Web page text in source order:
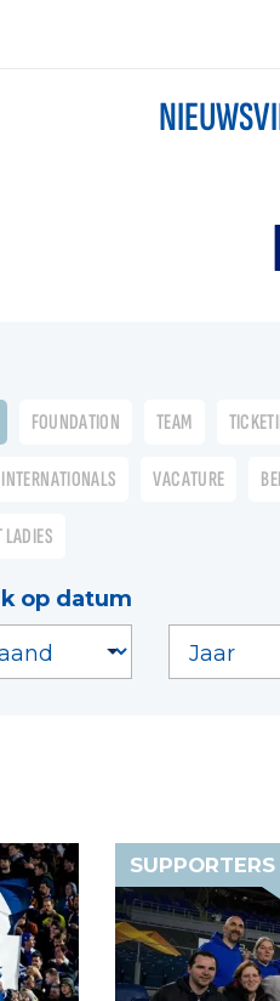
NIEUWS
FOUNDATION TEAM
INTERNATIONALS VACATURE
LADIES
op datum
SUPPORTERS